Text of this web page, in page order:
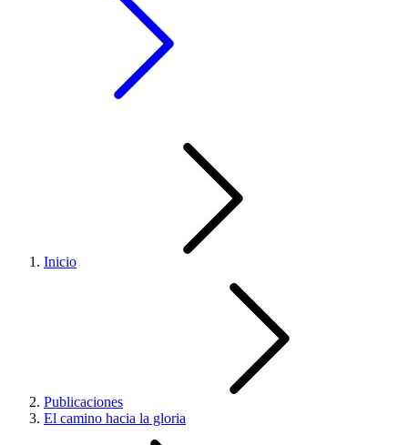
Inicio
Publicaciones
El camino hacia la gloria